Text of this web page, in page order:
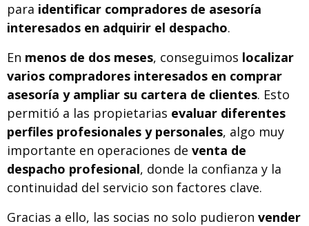
para identificar compradores de asesoría
interesados en adquirir el despacho.
En menos de dos meses, conseguimos localizar
varios compradores interesados en comprar
asesoría y ampliar su cartera de clientes. Esto
permitió a las propietarias evaluar diferentes
perfiles profesionales y personales, algo muy
importante en operaciones de venta de
despacho profesional, donde la confianza y la
continuidad del servicio son factores clave.
Gracias a ello, las socias no solo pudieron vender